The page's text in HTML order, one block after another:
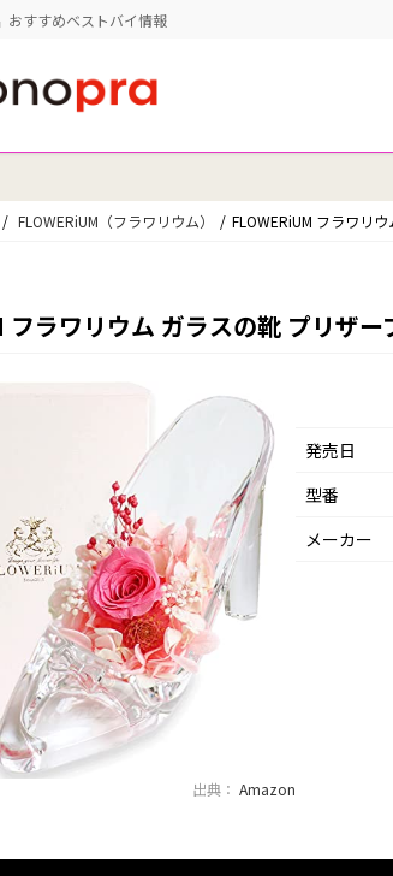
おすすめベストバイ情報
FLOWERiUM（フラワリウム） FLOWERiUM フラワリ
フラワリウム ガラスの靴 プリザ
出典： Amazon
発売日
型番
メーカー